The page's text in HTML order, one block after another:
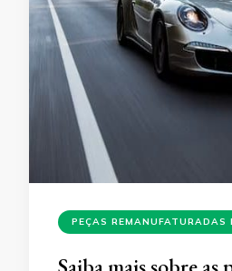
PEÇAS REMANUFATURADAS